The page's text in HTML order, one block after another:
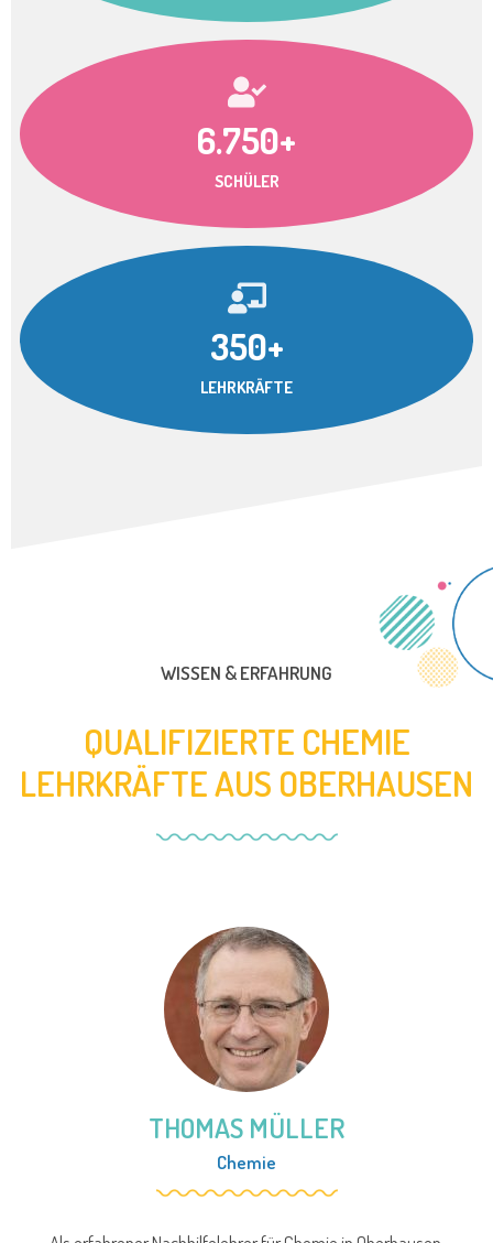
6.750+
SCHÜLER
350+
LEHRKRÄFTE
WISSEN & ERFAHRUNG
QUALIFIZIERTE CHEMIE
LEHRKRÄFTE AUS OBERHAUSEN
THOMAS MÜLLER
Chemie